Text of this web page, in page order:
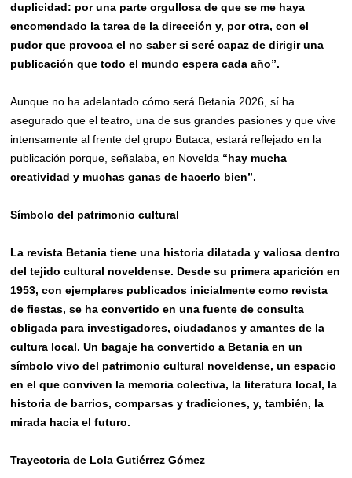
duplicidad: por una parte orgullosa de que se me haya
encomendado la tarea de la dirección y, por otra, con el
pudor que provoca el no saber si seré capaz de dirigir una
publicación que todo el mundo espera cada año”.
Aunque no ha adelantado cómo será Betania 2026, sí ha
asegurado que el teatro, una de sus grandes pasiones y que vive
intensamente al frente del grupo Butaca, estará reflejado en la
publicación porque, señalaba, en Novelda “hay mucha
creatividad y muchas ganas de hacerlo bien”.
Símbolo del patrimonio cultural
La revista Betania tiene una historia dilatada y valiosa dentro
del tejido cultural noveldense. Desde su primera aparición en
1953, con ejemplares publicados inicialmente como revista
de fiestas, se ha convertido en una fuente de consulta
obligada para investigadores, ciudadanos y amantes de la
cultura local.Un bagaje ha convertidoa Betania en un
símbolo vivo del patrimonio cultural noveldense, un espacio
en el que conviven la memoria colectiva, la literatura local, la
historia de barrios, comparsas y tradiciones, y,también, la
mirada hacia el futuro.
Trayectoria de Lola Gutiérrez Gómez